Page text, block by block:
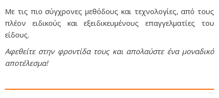
Με τις πιο σύγχρονες μεθόδους και τεχνολογίες, από τους
πλέον ειδικούς και εξειδικευμένους επαγγελματίες του
είδους.
Αφεθείτε στην φροντίδα τους και απολαύστε ένα μοναδικό
αποτέλεσμα!